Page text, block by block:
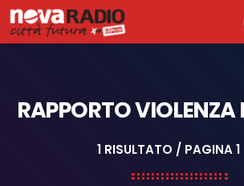
RAPPORTO VIOLENZA
1 RISULTATO / PAGINA 1